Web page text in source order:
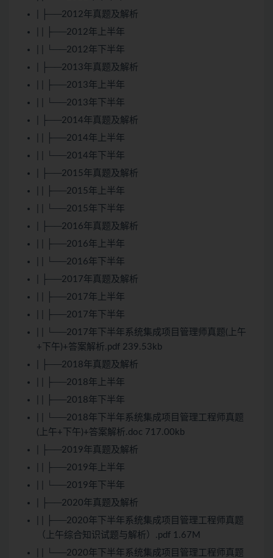
| ├──2012年真题及解析
| | ├──2012年上半年
| | └──2012年下半年
| ├──2013年真题及解析
| | ├──2013年上半年
| | └──2013年下半年
| ├──2014年真题及解析
| | ├──2014年上半年
| | └──2014年下半年
| ├──2015年真题及解析
| | ├──2015年上半年
| | └──2015年下半年
| ├──2016年真题及解析
| | ├──2016年上半年
| | └──2016年下半年
| ├──2017年真题及解析
| | ├──2017年上半年
| | ├──2017年下半年
| | └──2017年下半年系统集成项目管理师真题(上午
+下午)+答案解析.pdf 239.53kb
| ├──2018年真题及解析
| | ├──2018年上半年
| | ├──2018年下半年
| | └──2018年下半年系统集成项目管理工程师真题
(上午+下午)+答案解析.doc 717.00kb
| ├──2019年真题及解析
| | ├──2019年上半年
| | └──2019年下半年
| ├──2020年真题及解析
| | ├──2020年下半年系统集成项目管理工程师真题
（上午综合知识试题与解析）.pdf 1.67M
| | └──2020年下半年系统集成项目管理工程师真题